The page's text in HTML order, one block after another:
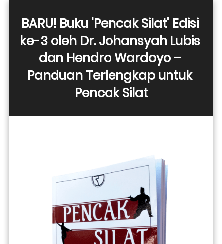
BARU! Buku 'Pencak Silat' Edisi
ke-3 oleh Dr. Johansyah Lubis
dan Hendro Wardoyo –
Panduan Terlengkap untuk
Pencak Silat